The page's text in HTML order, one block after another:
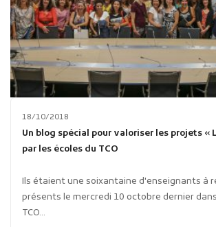
18/10/2018
Un blog spécial pour valoriser les projets «
par les écoles du TCO
Ils étaient une soixantaine d'enseignants à
présents le mercredi 10 octobre dernier
TCO...